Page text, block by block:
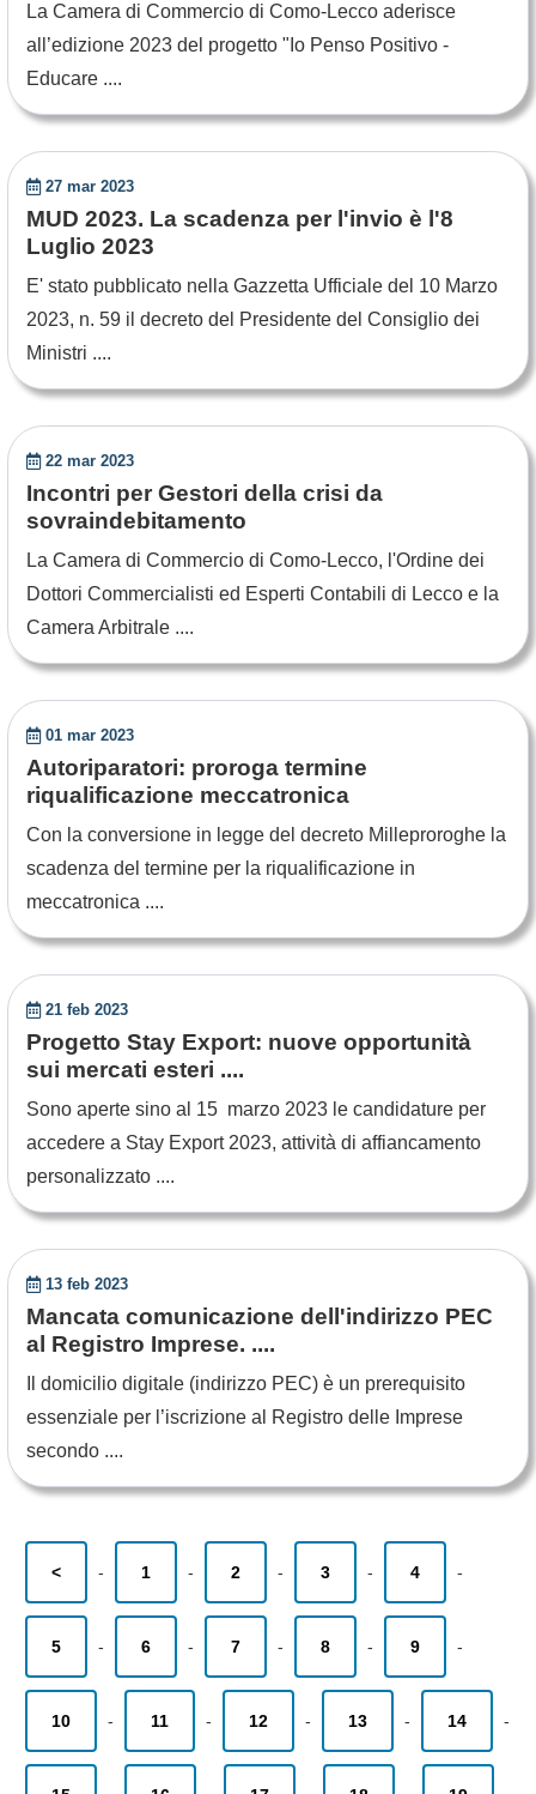
La Camera di Commercio di Como-Lecco aderisce
all’edizione 2023 del progetto "Io Penso Positivo -
Educare ....
27 mar 2023
MUD 2023. La scadenza per l'invio è l'8
Luglio 2023
E' stato pubblicato nella Gazzetta Ufficiale del 10 Marzo
2023, n. 59 il decreto del Presidente del Consiglio dei
Ministri ....
22 mar 2023
Incontri per Gestori della crisi da
sovraindebitamento
La Camera di Commercio di Como-Lecco, l'Ordine dei
Dottori Commercialisti ed Esperti Contabili di Lecco e la
Camera Arbitrale ....
01 mar 2023
Autoriparatori: proroga termine
riqualificazione meccatronica
Con la conversione in legge del decreto Milleproroghe la
scadenza del termine per la riqualificazione in
meccatronica ....
21 feb 2023
Progetto Stay Export: nuove opportunità
sui mercati esteri ....
Sono aperte sino al 15 marzo 2023 le candidature per
accedere a Stay Export 2023, attività di affiancamento
personalizzato ....
13 feb 2023
Mancata comunicazione dell'indirizzo PEC
al Registro Imprese. ....
Il domicilio digitale (indirizzo PEC) è un prerequisito
essenziale per l’iscrizione al Registro delle Imprese
secondo ....
< - 1 - 2 - 3 - 4 -
5 - 6 - 7 - 8 - 9 -
10 - 11 - 12 - 13 - 14 -